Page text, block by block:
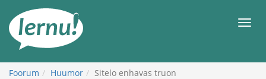
juurde
Foorum Huumor Sitelo enhavas truon